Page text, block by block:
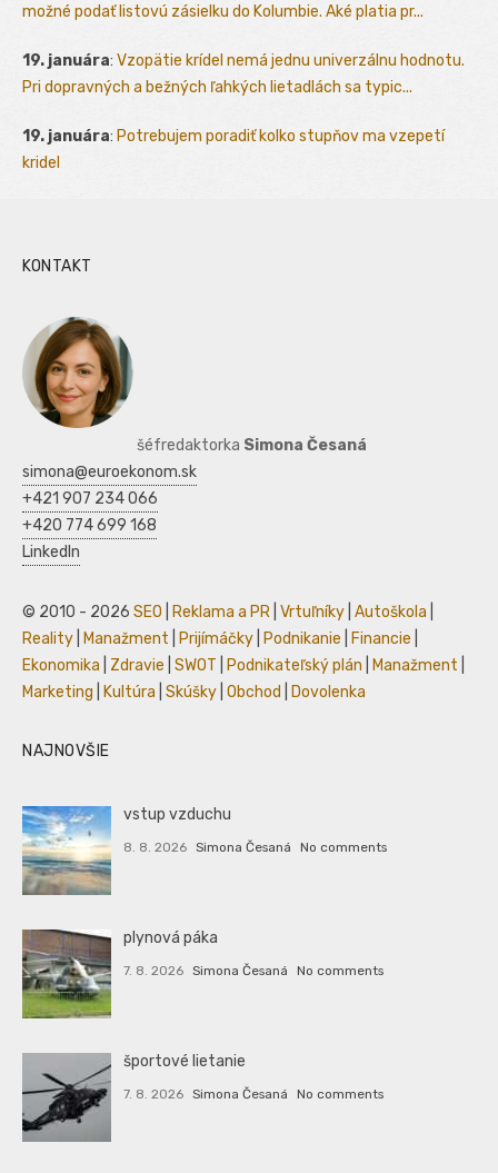
možné podať listovú zásielku do Kolumbie. Aké platia pr...
19. januára: Vzopätie krídel nemá jednu univerzálnu hodnotu.
Pri dopravných a bežných ľahkých lietadlách sa typic...
19. januára: Potrebujem poradiť kolko stupňov ma vzepetí
kridel
KONTAKT
šéfredaktorka Simona Česaná
simona@euroekonom.sk
+421 907 234 066
+420 774 699 168
LinkedIn
© 2010 - 2026 SEO Reklama a PR Vrtuľníky Autoškola
Reality
Manažment Prijímáčky Podnikanie Financie
Ekonomika
Zdravie SWOT Podnikateľský plán Manažment
Marketing
Kultúra Skúšky Obchod Dovolenka
NAJNOVŠIE
vstup vzduchu
8. 8. 2026 Simona Česaná No comments
plynová páka
7. 8. 2026 Simona Česaná No comments
športové lietanie
7. 8. 2026 Simona Česaná No comments